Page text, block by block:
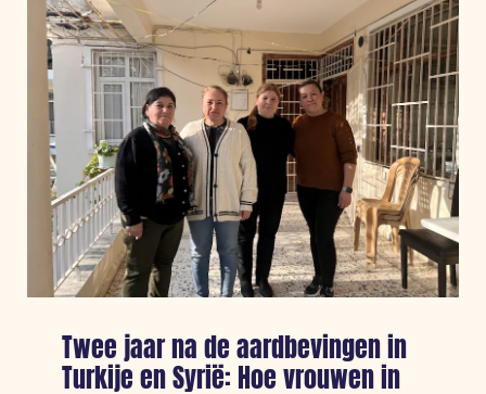
voor
Midden-
Oosten:
Hulpverlening
gaat
onvermoeibaar
door
Twee jaar na de aardbevingen in
Turkije en Syrië: Hoe vrouwen in